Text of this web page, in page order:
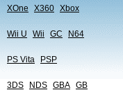
XOne X360 Xbox
Wii U Wii GC N64
PS Vita PSP
3DS NDS GBA GB